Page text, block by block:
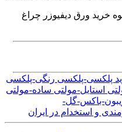
خرید ورق دیفیوزر چراغ
پلکسی-پلکسی رنگی-پلکسی
استایل-مولتی ساده-مولتی
باکس-گل-